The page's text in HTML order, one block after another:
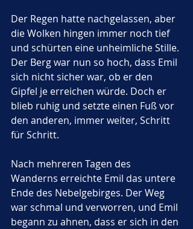
Der Regen hatte nachgelassen, aber
die Wolken hingen immer noch tief
und schürten eine unheimliche Stille.
Der Berg war nun so hoch, dass Emil
sich nicht sicher war, ob er den
Gipfel je erreichen würde. Doch er
blieb ruhig und setzte einen Fuß vor
den anderen, immer weiter, Schritt
für Schritt.
Nach mehreren Tagen des
Wanderns erreichte Emil das untere
Ende des Nebelgebirges. Der Weg
war schmal und verworren, und Emil
begann zu ahnen, dass er sich in den